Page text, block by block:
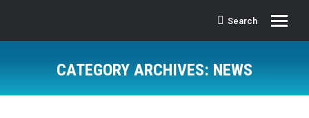
Search:
Search
CATEGORY ARCHIVES: NEWS